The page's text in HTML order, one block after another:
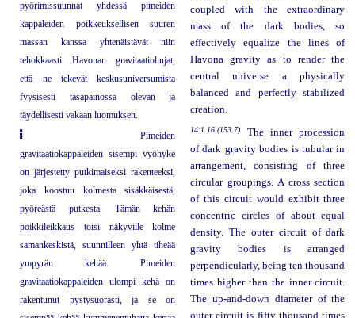
pyörimissuunnat yhdessä pimeiden
kappaleiden poikkeuksellisen suuren
massan kanssa yhtenäistävät niin
tehokkaasti Havonan gravitaatiolinjat,
että ne tekevät keskusuniversumista
fyysisesti tasapainossa olevan ja
täydellisesti vakaan luomuksen.
coupled with the extraordinary
mass of the dark bodies, so
effectively equalize the lines of
Havona gravity as to render the
central universe a physically
balanced and perfectly stabilized
creation.
Pimeiden
gravitaatiokappaleiden sisempi vyöhyke
on järjestetty putkimaiseksi rakenteeksi,
joka koostuu kolmesta sisäkkäisestä,
pyöreästä putkesta. Tämän kehän
poikkileikkaus toisi näkyville kolme
samankeskistä, suunnilleen yhtä tiheää
ympyrän kehää. Pimeiden
gravitaatiokappaleiden ulompi kehä on
rakentunut pystysuorasti, ja se on
14:1.16 (153.7)
The inner procession
of dark gravity bodies is tubular in
arrangement, consisting of three
circular groupings. A cross section
of this circuit would exhibit three
concentric circles of about equal
density. The outer circuit of dark
gravity bodies is arranged
perpendicularly, being ten thousand
times higher than the inner circuit.
The up-and-down diameter of the